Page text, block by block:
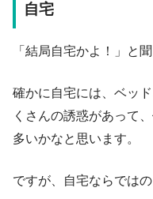
自宅
「結局自宅かよ！」と
確かに自宅には、ベッ
くさんの誘惑があって
多いかなと思います。
ですが、自宅ならでは